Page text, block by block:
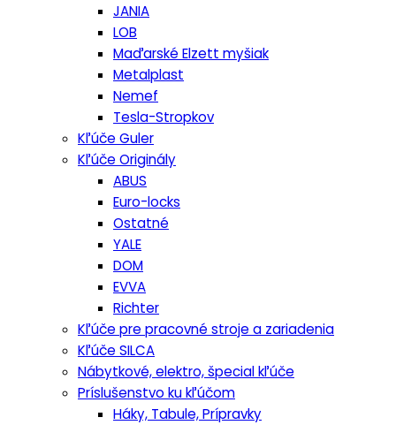
JANIA
LOB
Maďarské Elzett myšiak
Metalplast
Nemef
Tesla-Stropkov
Kľúče Guler
Kľúče Originály
ABUS
Euro-locks
Ostatné
YALE
DOM
EVVA
Richter
Kľúče pre pracovné stroje a zariadenia
Kľúče SILCA
Nábytkové, elektro, špecial kľúče
Príslušenstvo ku kľúčom
Háky, Tabule, Prípravky